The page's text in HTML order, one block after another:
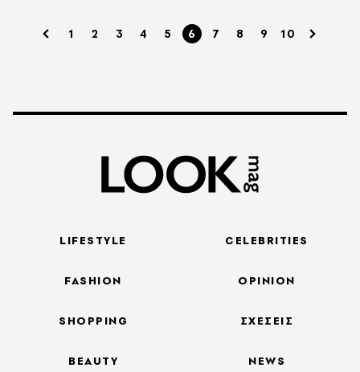
1 2 3 4 5 6 7 8 9 10
LIFESTYLE
FASHION
SHOPPING
BEAUTY
CELEBRITIES
OPINION
ΣΧΕΣΕΙΣ
NEWS